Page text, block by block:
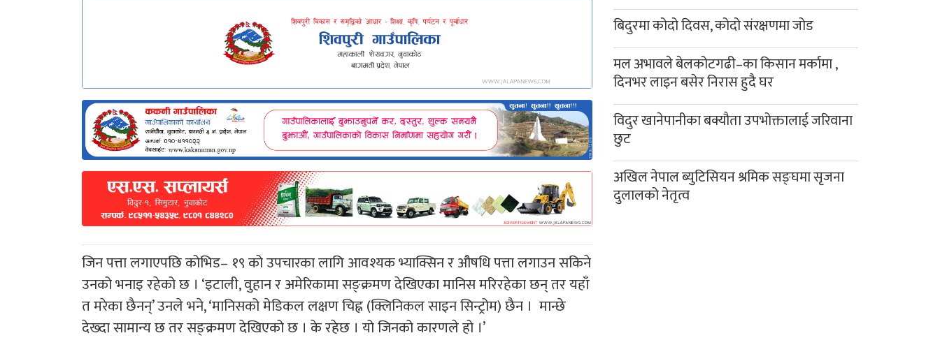
जिन पत्ता लगाएपछि कोभिड– १९ को उपचारका लागि आवश्यक भ्याक्सिन र औषधि पत्ता लगाउन सकिने
उनको भनाइ रहेको छ । ‘इटाली, वुहान र अमेरिकामा सङ्क्रमण देखिएका मानिस मरिरहेका छन् तर यहाँ
त मरेका छैनन्’ उनले भने, ‘मानिसको मेडिकल लक्षण चिह्न (क्लिनिकल साइन सिन्ट्रोम) छैन । मान्छे
देख्दा सामान्य छ तर सङ्क्रमण देखिएको छ । के रहेछ । यो जिनको कारणले हो ।’
बिदुरमा कोदो दिवस, कोदो संरक्षणमा जोड
मल अभावले बेलकोटगढी–का किसान मर्कामा ,
दिनभर लाइन बसेर निरास हुदै घर
विदुर खानेपानीका बक्यौता उपभोक्तालाई जरिवाना
छुट
अखिल नेपाल ब्युटिसियन श्रमिक सङ्घमा सृजना
दुलालको नेतृत्व